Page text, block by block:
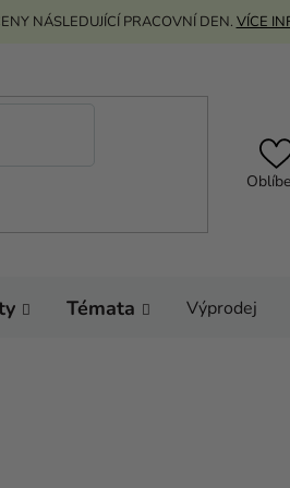
NÁSLEDUJÍCÍ PRACOVNÍ DEN. VÍCE
Témata Výprodej